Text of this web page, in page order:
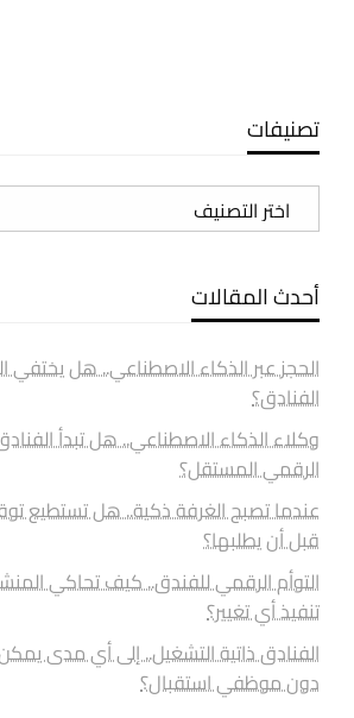
تصنيفات
تصنيفات
أحدث المقالات
الحجز عبر الذكاء الاصطناعي.. هل يختفي
الفنادق؟
وكلاء الذكاء الاصطناعي.. هل تبدأ
الرقمي المستقل؟
عندما تصبح الغرفة ذكية.. هل تستطيع
قبل أن يطلبها؟
التوأم الرقمي للفندق.. كيف تحاكي
تنفيذ أي تغيير؟
الفنادق ذاتية التشغيل.. إلى أي مدى
دون موظفي استقبال؟